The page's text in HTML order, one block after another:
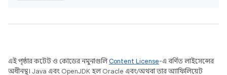
এই পৃষ্ঠার কন্টেন্ট ও কোডের নমুনাগুলিContent License-এ বর্ণিত লাইসেন্সের
অধীনস্থ। Java এবং OpenJDK হল Oracle এবং/অথবা তার অ্যাফিলিয়েট